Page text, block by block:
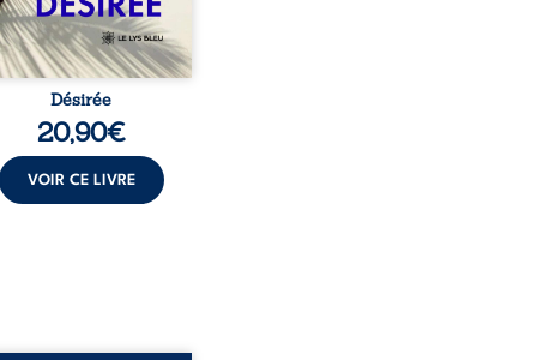
Désirée
20,90€
VOIR CE LIVRE